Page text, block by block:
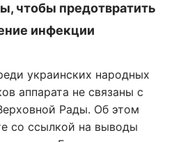
чтобы предотвратить
инфекции
украинских народных
аппарата не связаны с
Рады. Об этом
со ссылкой на выводы